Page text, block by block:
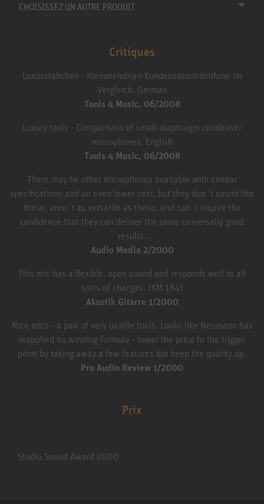
CHOISISSEZ UN AUTRE PRODUIT
Critiques
Luxusstäbchen - Kleinmembran-Kondensatormikrofone im
Vergleich, German
Tools 4 Music, 06/2008
Luxury tools - Comparision of small-diaphragm condenser
microphones, English
Tools 4 Music, 06/2008
There may be other microphones available with similar
specifications and an even lower cost, but they don´t sound like
these, aren´t as versatile as these, and can´t inspire the
confidence that they can deliver the same universally good
results.
Audio Media 2/2000
This mic has a flexible, open sound and responds well to all
sorts of changes. (KM 184)
Akustik Gitarre 1/2000
Nice mics - a pair of very usable tools. Looks like Neumann has
reapplied its winning formula - lower the price to the trigger
point by taking away a few features but keep the quality up.
Pro Audio Review 1/2000
Prix
Studio Sound Award 2000